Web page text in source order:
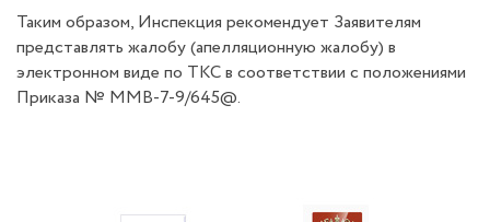
Таким образом, Инспекция рекомендует Заявителям
представлять жалобу (апелляционную жалобу) в
электронном виде по ТКС в соответствии с положениями
Приказа № ММВ-7-9/645@.